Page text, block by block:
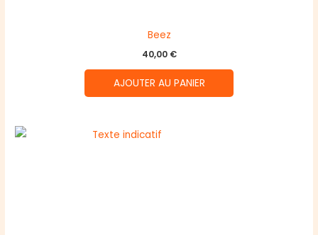
Beez
40,00 €
AJOUTER AU PANIER